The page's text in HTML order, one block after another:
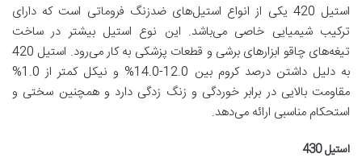
استیل 420 یکی از انواع استیل‌های ضدزنگ فروماتی است که دارای
ترکیب شیمیایی خاصی می‌باشد. این نوع استیل بیشتر در ساخت
تیغه‌های چاقو ابزارهای برشی و قطعات پزشکی به کار می‌رود. استیل 420
به دلیل داشتن درصد کروم بین 12.0-14.0% و نیکل کمتر از 1.0%
مقاومت بالایی در برابر خوردگی و زنگ زدگی دارد و همچنین سختی و
استحکام مناسبی ارائه می‌دهد.
استیل 430